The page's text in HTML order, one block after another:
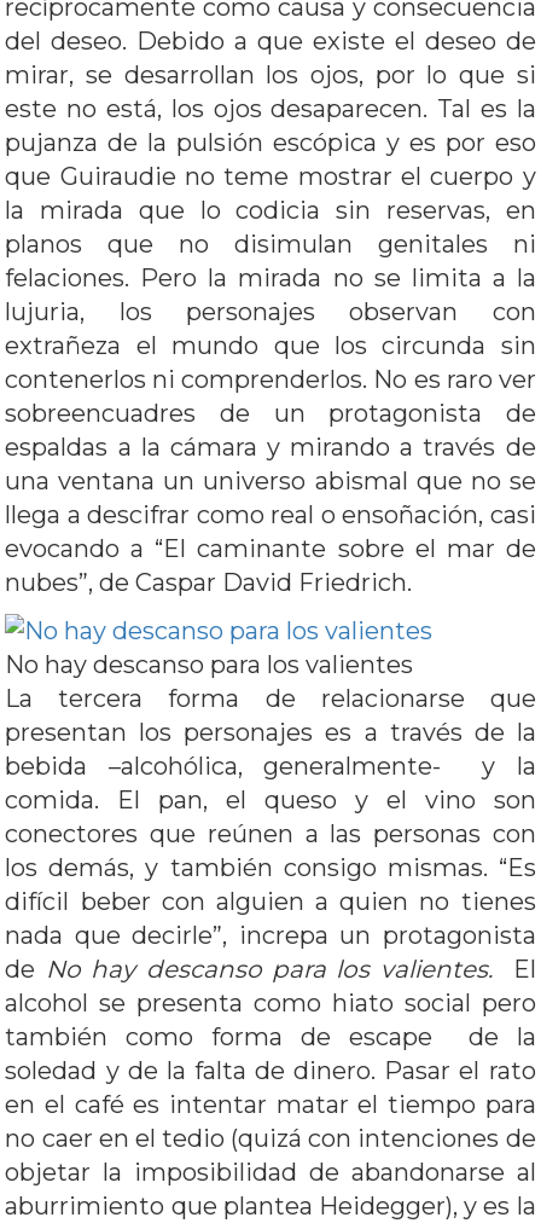
recíprocamente como causa y consecuencia
del deseo. Debido a que existe el deseo de
mirar, se desarrollan los ojos, por lo que si
este no está, los ojos desaparecen. Tal es la
pujanza de la pulsión escópica y es por eso
que Guiraudie no teme mostrar el cuerpo y
la mirada que lo codicia sin reservas, en
planos que no disimulan genitales ni
felaciones. Pero la mirada no se limita a la
lujuria, los personajes observan con
extrañeza el mundo que los circunda sin
contenerlos ni comprenderlos. No es raro ver
sobreencuadres de un protagonista de
espaldas a la cámara y mirando a través de
una ventana un universo abismal que no se
llega a descifrar como real o ensoñación, casi
evocando a “El caminante sobre el mar de
nubes”, de Caspar David Friedrich.
No hay descanso para los valientes
La tercera forma de relacionarse que
presentan los personajes es a través de la
bebida –alcohólica, generalmente- y la
comida. El pan, el queso y el vino son
conectores que reúnen a las personas con
los demás, y también consigo mismas. “Es
difícil beber con alguien a quien no tienes
nada que decirle”, increpa un protagonista
de No hay descanso para los valientes.
El
alcohol se presenta como hiato social pero
también como forma de escape de la
soledad y de la falta de dinero. Pasar el rato
en el café es intentar matar el tiempo para
no caer en el tedio (quizá con intenciones de
objetar la imposibilidad de abandonarse al
aburrimiento que plantea Heidegger), y es la